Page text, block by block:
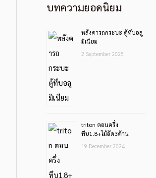
บทความยอดนิยม
หลังคารถกระบะ ตู้ทึบอลู
มิเนียม
2 September 2025
triton ตอนครึ่ง
ทึบ1.8+ไม้อัด3ด้าน
19 December 2024